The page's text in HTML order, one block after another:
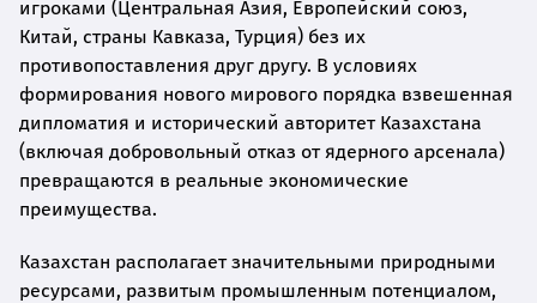
игроками (Центральная Азия, Европейский союз,
Китай, страны Кавказа, Турция) без их
противопоставления друг другу. В условиях
формирования нового мирового порядка взвешенная
дипломатия и исторический авторитет Казахстана
(включая добровольный отказ от ядерного арсенала)
превращаются в реальные экономические
преимущества.
Казахстан располагает значительными природными
ресурсами, развитым промышленным потенциалом,